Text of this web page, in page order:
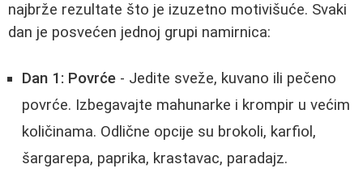
najbrže rezultate što je izuzetno motivišuće. Svaki
dan je posvećen jednoj grupi namirnica:
Dan 1: Povrće - Jedite sveže, kuvano ili pečeno
povrće. Izbegavajte mahunarke i krompir u većim
količinama. Odlične opcije su brokoli, karfiol,
šargarepa, paprika, krastavac, paradajz.